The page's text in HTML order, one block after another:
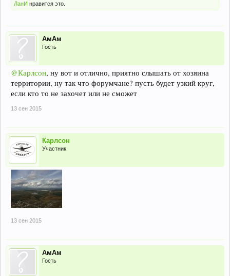
ЛанИ нравится это.
АмАм
Гость
@Карлсон, ну вот и отлично, приятно слышать от хозяина
территории, ну так что форумчане? пусть будет узкий круг,
если кто то не захочет или не сможет
13 сен 2015
Карлсон
Участник
13 сен 2015
АмАм
Гость